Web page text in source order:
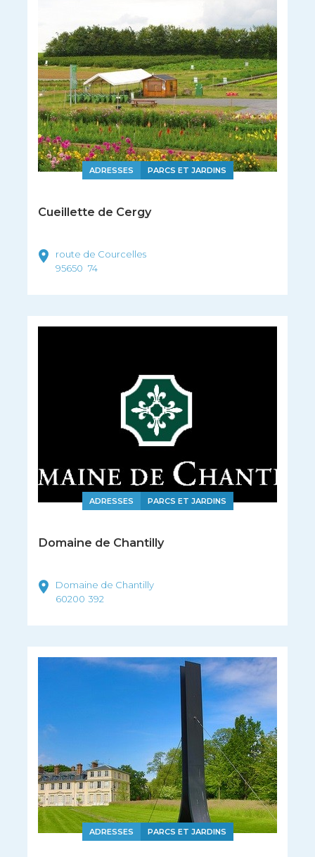
ADRESSES PARCS ET JARDINS
Cueillette de Cergy
route de Courcelles
95650 74
ADRESSES PARCS ET JARDINS
Domaine de Chantilly
Domaine de Chantilly
60200 392
ADRESSES PARCS ET JARDINS